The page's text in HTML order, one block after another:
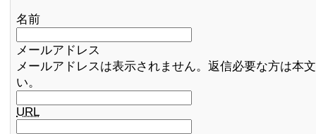
名前
メールアドレス
メールアドレスは表示されません。返信必要な方は本
い。
URL